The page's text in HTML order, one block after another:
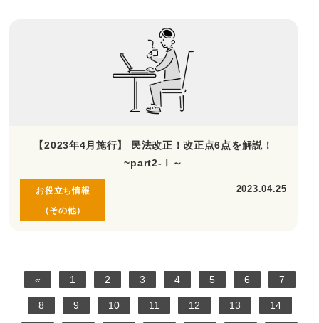
【2023年4月施行】 民法改正！改正点6点を解説！
~part2-Ⅰ～
お役立ち情報
（その他）
2023.04.25
« 1 2 3 4 5 6 7
8 9 10 11 12 13 14